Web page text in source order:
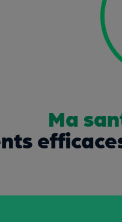
Ma